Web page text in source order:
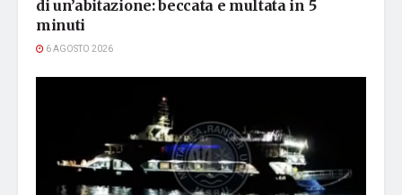
di un’abitazione: beccata e multata in 5
minuti
6 AGOSTO 2026